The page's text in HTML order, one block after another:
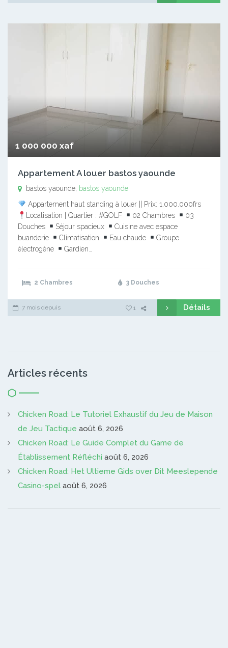
1 000 000 xaf
Appartement A louer bastos yaounde
bastos yaounde, bastos yaounde
Appartement haut standing à louer || Prix: 1.000.000frs
Localisation | Quartier : #GOLF
02 Chambres
03
Douches
Séjour spacieux
Cuisine avec espace
buanderie
Climatisation Eau chaude
Groupe
électrogène
Gardien…
2 Chambres 3 Douches
7 mois depuis 1 Détails
Articles récents
Chicken Road: Le Tutoriel Exhaustif du Jeu de Maison
de Jeu Tactique août 6, 2026
Chicken Road: Le Guide Complet du Game de
Établissement Réfléchi août 6, 2026
Chicken Road: Het Ultieme Gids over Dit Meeslepende
Casino-spel août 6, 2026